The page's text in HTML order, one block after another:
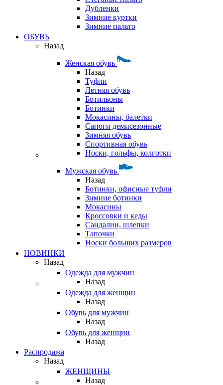
Дубленки
Зимние куртки
Зимние пальто
ОБУВЬ
Назад
Женская обувь
Назад
Туфли
Летняя обувь
Ботильоны
Ботинки
Мокасины, балетки
Сапоги демисезонные
Зимняя обувь
Спортивная обувь
Носки, гольфы, колготки
Мужская обувь
Назад
Ботинки, офисные туфли
Зимние ботинки
Мокасины
Кроссовки и кеды
Сандалии, шлепки
Тапочки
Носки больших размеров
НОВИНКИ
Назад
Одежда для мужчин
Назад
Одежда для женщин
Назад
Обувь для мужчин
Назад
Обувь для женщин
Назад
Распродажа
Назад
ЖЕНЩИНЫ
Назад